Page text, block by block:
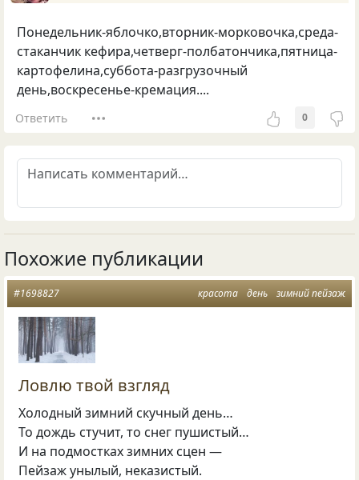
Понедельник-яблочко,вторник-морковочка,среда-
стаканчик кефира,четверг-полбатончика,пятница-
картофелина,суббота-разгрузочный
день,воскресенье-кремация....
Ответить 0
Похожие публикации
красота день зимний пейзаж
#1698827
Ловлю твой взгляд
Холодный зимний скучный день…
То дождь стучит, то снег пушистый…
И на подмостках зимних сцен —
Пейзаж унылый, неказистый.